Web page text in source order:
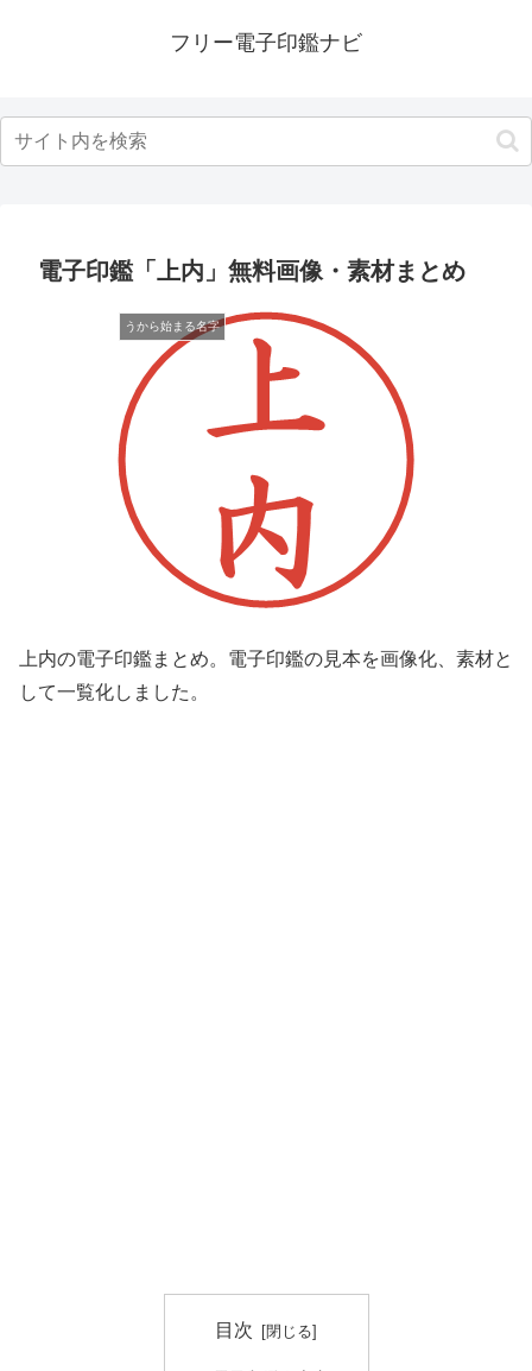
フリー電子印鑑ナビ
電子印鑑「上内」無料画像・素材まとめ
うから始まる名字
上内の電子印鑑まとめ。電子印鑑の見本を画像化、素材と
して一覧化しました。
目次